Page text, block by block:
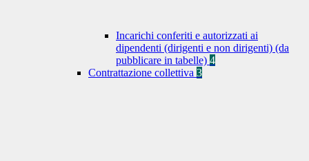
Incarichi conferiti e autorizzati ai
dipendenti (dirigenti e non dirigenti) (da
pubblicare in tabelle) 4
Contrattazione collettiva 3